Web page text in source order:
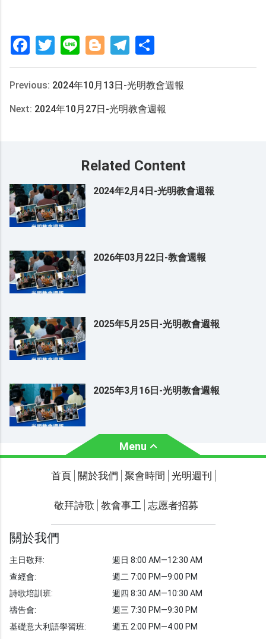
FacebookTwitter Line Blogger Telegram
Previous: 2024年10月13日-光明教會週報
Next: 2024年10月27日-光明教會週報
Related Content
2024年2月4日-光明教會週報
2026年03月22日-教會週報
2025年5月25日-光明教會週報
2025年3月16日-光明教會週報
Menu
關於我們 聚會時間
光明週刊 學習聖經
聖經故事
敬拜詩歌 圖庫
聖經金句
首頁 關於我們 聚會時間 光明週刊
敬拜詩歌 教會事工 志愿者招募
關於我們
主日敬拜:
查經會:
詩歌培訓班:
禱告會:
基礎意大利語學習班:
週日 8:00 AM—12:30 AM
週二 7:00 PM—9:00 PM
週四 8:30 AM—10:30 AM
週三 7:30 PM—9:30 PM
週五 2:00 PM—4:00 PM